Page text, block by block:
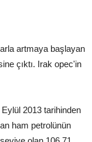
artmaya başlayan
çıktı. Irak opec'in
2013 tarihinden
ham petrolünün